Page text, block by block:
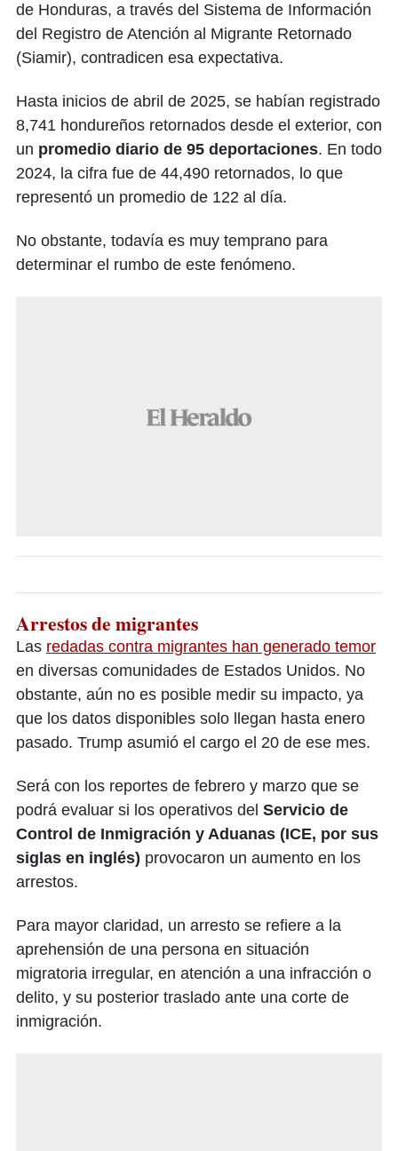
de Honduras, a través del Sistema de Información
del Registro de Atención al Migrante Retornado
(Siamir), contradicen esa expectativa.
Hasta inicios de abril de 2025, se habían registrado
8,741 hondureños retornados desde el exterior, con
un promedio diario de 95 deportaciones. En todo
2024, la cifra fue de 44,490 retornados, lo que
representó un promedio de 122 al día.
No obstante, todavía es muy temprano para
determinar el rumbo de este fenómeno.
Arrestos de migrantes
Las redadas contra migrantes han generado temor
en diversas comunidades de Estados Unidos. No
obstante, aún no es posible medir su impacto, ya
que los datos disponibles solo llegan hasta enero
pasado. Trump asumió el cargo el 20 de ese mes.
Será con los reportes de febrero y marzo que se
podrá evaluar si los operativos del Servicio de
Control de Inmigración y Aduanas (ICE, por sus
siglas en inglés) provocaron un aumento en los
arrestos.
Para mayor claridad, un arresto se refiere a la
aprehensión de una persona en situación
migratoria irregular, en atención a una infracción o
delito, y su posterior traslado ante una corte de
inmigración.